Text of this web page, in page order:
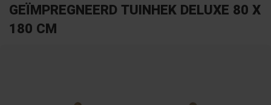
GEÏMPREGNEERD TUINHEK DELUXE 80 X
180 CM